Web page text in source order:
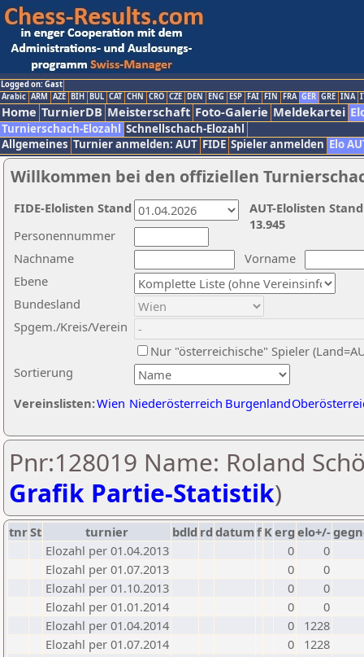
Logged on: Gast
Arabic ARM AZE BIH BUL CAT CHN CRO CZE DEN ENG ESP FAI FIN FRA GER GRE INA
Home TurnierDB Meisterschaft Foto-Galerie Meldekartei
Turnierschach-Elozahl Schnellschach-Elozahl
Allgemeines Turnier anmelden: AUT FIDE Spieler anmelden Elo
Willkommen bei den offiziellen
Nachname
Vorname
Ebene
Sortierung
Personennummer
Bundesland
Spgem./Kreis/Verein
Nur "österreichische" Spieler
Vereinslisten:Wien Niederösterreich Burgenland
AUT-Elolisten
13.945
FIDE-Elolisten Stand
Pnr:128019 Name: Roland
Grafik Partie-Statistik)
tnrSt turnier bdld rd datumf Kerg elo+/-
Elozahl per 01.04.2013
0
0
Elozahl per 01.07.2013
0
0
Elozahl per 01.10.2013
0
0
Elozahl per 01.01.2014
0
0
Elozahl per 01.04.2014
0
1228
Elozahl per 01.07.2014
0
1228